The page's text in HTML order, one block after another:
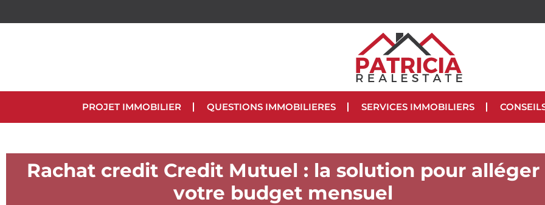
PROJET IMMOBILIER QUESTIONS IMMOBILIERES SERVICES IMMOBILIERS
Rachat credit Credit Mutuel : la solution pour alléger
votre budget mensuel